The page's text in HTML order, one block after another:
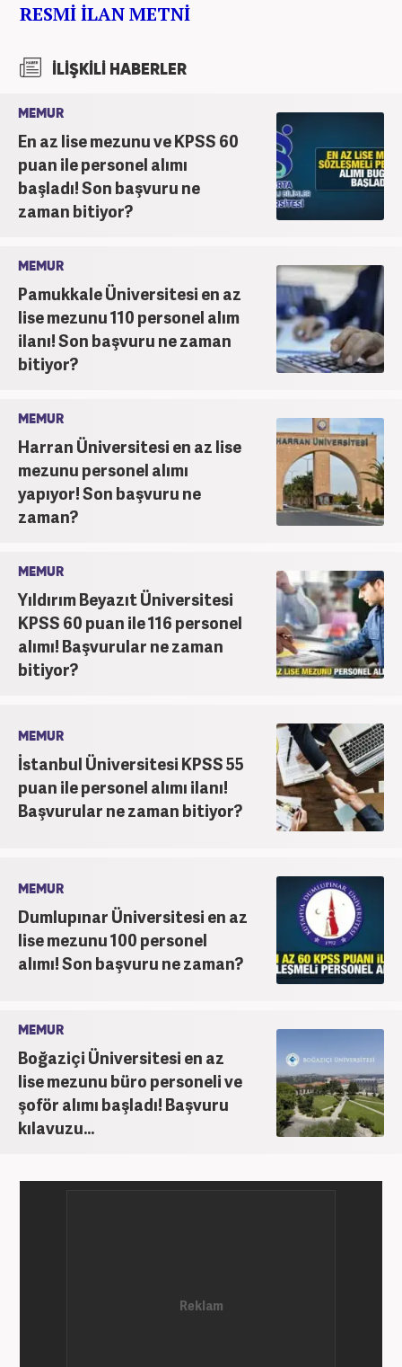
RESMİ İLAN METNİ
İLİŞKİLİ HABERLER
MEMUR
En az lise mezunu ve KPSS 60
puan ile personel alımı
başladı! Son başvuru ne
zaman bitiyor?
MEMUR
Pamukkale Üniversitesi en az
lise mezunu 110 personel alım
ilanı! Son başvuru ne zaman
bitiyor?
MEMUR
Harran Üniversitesi en az lise
mezunu personel alımı
yapıyor! Son başvuru ne
zaman?
MEMUR
Yıldırım Beyazıt Üniversitesi
KPSS 60 puan ile 116 personel
alımı! Başvurular ne zaman
bitiyor?
MEMUR
İstanbul Üniversitesi KPSS 55
puan ile personel alımı ilanı!
Başvurular ne zaman bitiyor?
MEMUR
Dumlupınar Üniversitesi en az
lise mezunu 100 personel
alımı! Son başvuru ne zaman?
MEMUR
Boğaziçi Üniversitesi en az
lise mezunu büro personeli ve
şoför alımı başladı! Başvuru
kılavuzu...